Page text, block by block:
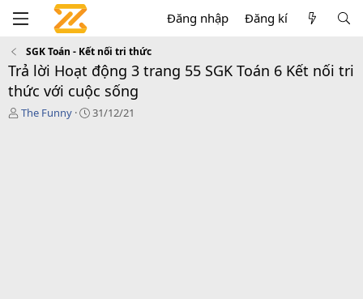
Đăng nhập Đăng kí
SGK Toán - Kết nối tri thức
Trả lời Hoạt động 3 trang 55 SGK Toán 6 Kết nối tri
thức với cuộc sống
T
The Funny
C
31/12/21